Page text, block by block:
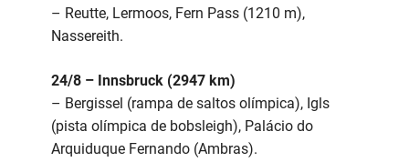
– Reutte, Lermoos, Fern Pass (1210 m),
Nassereith.
24/8 – Innsbruck (2947 km)
– Bergissel (rampa de saltos olímpica), Igls
(pista olímpica de bobsleigh), Palácio do
Arquiduque Fernando (Ambras).